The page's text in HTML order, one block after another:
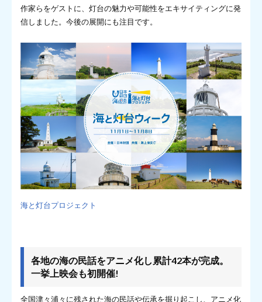
作家らをゲストに、灯台の魅力や可能性をエキサイティングに発
信しました。今後の展開にも注目です。
海と灯台プロジェクト
各地の海の民話をアニメ化し累計42本が完成。
一挙上映会も初開催!
全国津々浦々に残された海の民話や伝承を掘り起こし、アニメ化